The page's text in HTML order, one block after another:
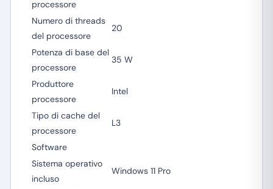
processore
Numero di threads
del processore
20
Potenza di base del
processore
35 W
Produttore
processore
Intel
Tipo di cache del
processore
L3
Software
Sistema operativo
incluso
Windows 11 Pro